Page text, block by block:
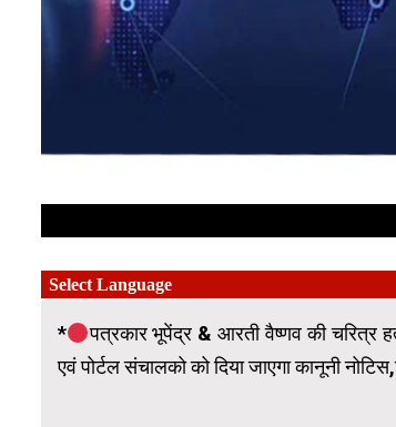
* पत्रकार भूपेंद्र & आरती वैष्णव की चरित्र
एवं पोर्टल संचालको को दिया जाएगा कानूनी